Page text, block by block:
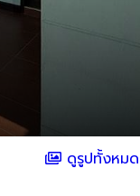
ดูรูปทั้งหมด